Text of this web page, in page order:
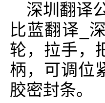
深圳翻译
比蓝翻译_
轮，拉手，
柄，可调位
胶密封条。